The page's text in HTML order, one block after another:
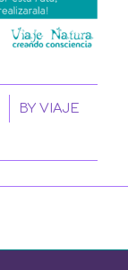
BYVIAJE